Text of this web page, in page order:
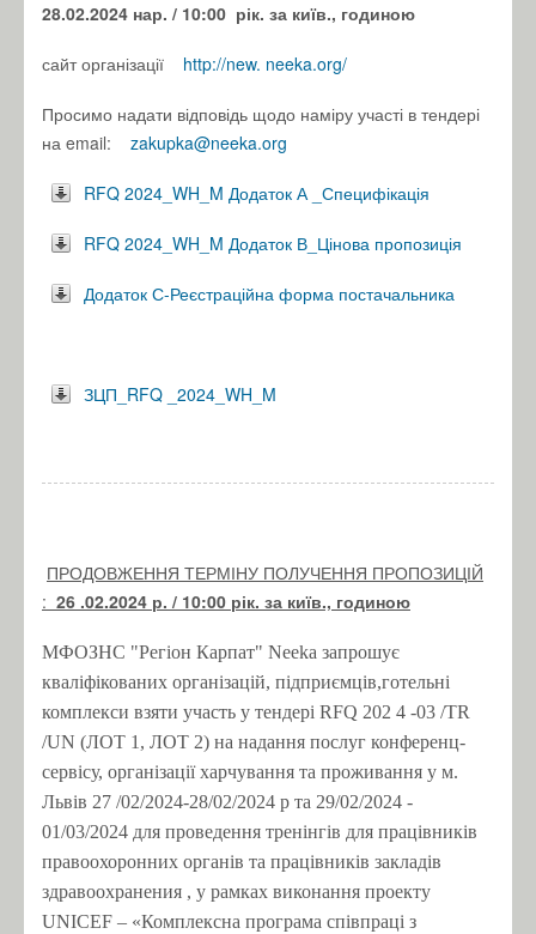
28.02.2024 нар. / 10:00 рік. за київ., годиною
сайт організації http://new. neeka.org/
Просимо надати відповідь щодо наміру участі в тендері
на email: zakupka@neeka.org
RFQ 2024_WH_M Додаток А _Специфікація
RFQ 2024_WH_M Додаток В_Цінова пропозиція
Додаток С-Реєстраційна форма постачальника
ЗЦП_RFQ _2024_WH_M
ПРОДОВЖЕННЯ ТЕРМІНУ ПОЛУЧЕННЯ ПРОПОЗИЦІЙ
: 26 .02.2024 р. / 10:00 рік. за київ., годиною
МФОЗНС "Регіон Карпат" Neeka запрошує
кваліфікованих організацій, підприємців,готельні
комплекси взяти участь у тендері RFQ 202 4 -03 /TR
/UN (ЛОТ 1, ЛОТ 2) на надання послуг конференц-
сервісу, організації харчування та проживання у м.
Львів 27 /02/2024-28/02/2024 р та 29/02/2024 -
01/03/2024 для проведення тренінгів для працівників
правоохоронних органів та працівників закладів
здравоохранения , у рамках виконання проекту
UNICEF – «Комплексна програма співпраці з